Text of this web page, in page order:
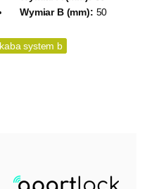
Wymiar B (mm): 50
kaba system b